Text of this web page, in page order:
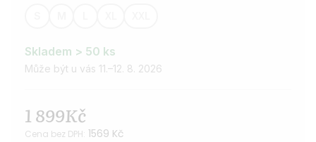
Skladem > 50 ks
Může být u vás 11.–12. 8. 2026
1 899Kč
Cena bez DPH: 1569 Kč